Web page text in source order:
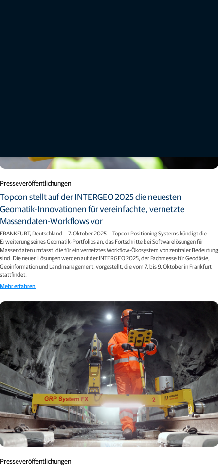
Presseveröffentlichungen
Topcon stellt auf der INTERGEO 2025 die neuesten
Geomatik-Innovationen für vereinfachte, vernetzte
Massendaten-Workflows vor
FRANKFURT, Deutschland — 7. Oktober 2025 — Topcon Positioning Systems kündigt die
Erweiterung seines Geomatik-Portfolios an, das Fortschritte bei Softwarelösungen für
Massendaten umfasst, die für ein vernetztes Workflow-Ökosystem von zentraler Bedeutung
sind. Die neuen Lösungen werden auf der INTERGEO 2025, der Fachmesse für Geodäsie,
Geoinformation und Landmanagement, vorgestellt, die vom 7. bis 9. Oktober in Frankfurt
stattfindet.
Mehr erfahren
Presseveröffentlichungen